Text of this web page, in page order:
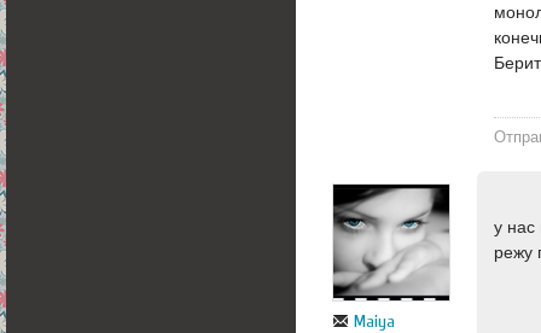
Maiya
у нас
режу